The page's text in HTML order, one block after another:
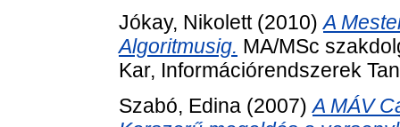
Jókay, Nikolett(2010)A
Algoritmusig. MA/MSc
Kar, Információrendszerek
Szabó, Edina (2007)A MÁV